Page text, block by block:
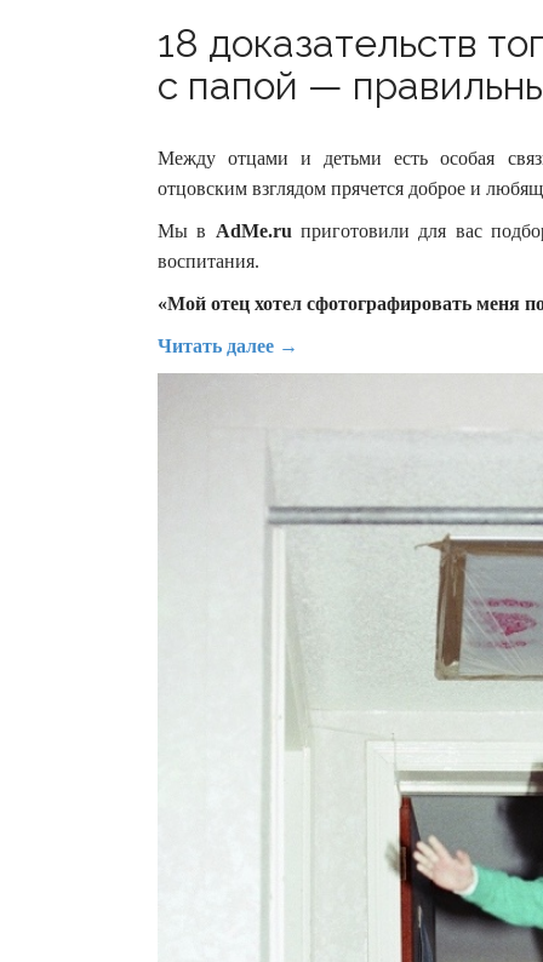
18 доказательств
с папой —
Между отцами и детьми есть особая
отцовским взглядом прячется доброе и
Мы в AdMe.ruприготовили для вас
воспитания.
«Мой отец хотел сфотографировать меня
Читать далее →